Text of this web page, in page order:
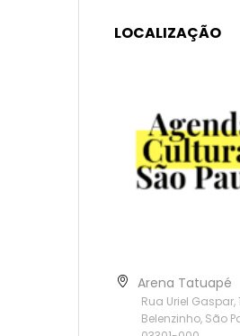
LOCALIZAÇÃO
Arena Tatuapé
Rua Uriel Gaspar,
Belenzinho, São